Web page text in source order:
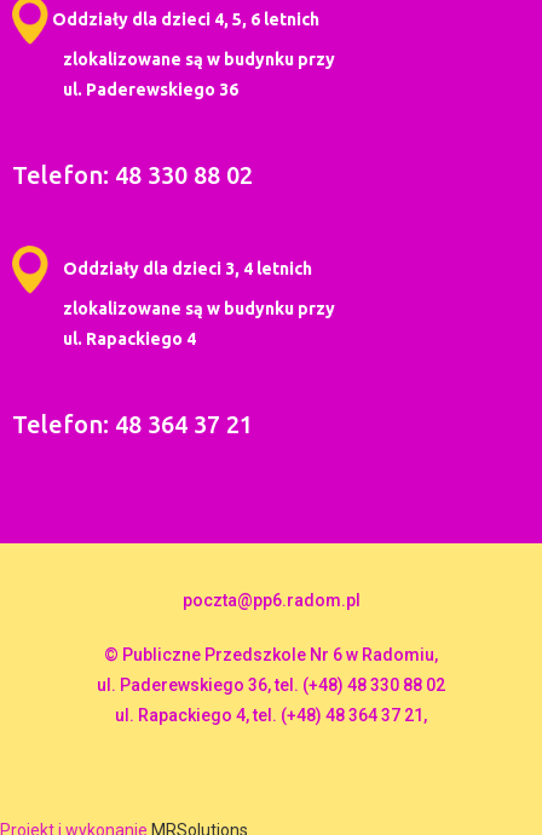
Oddziały dla dzieci 4, 5, 6 letnich
zlokalizowane są w budynku przy
ul. Paderewskiego 36
Telefon: 48 330 88 02
Oddziały dla dzieci 3, 4 letnich
zlokalizowane są w budynku przy
ul. Rapackiego 4
Telefon: 48 364 37 21
poczta@pp6.radom.pl
© Publiczne Przedszkole Nr 6 w Radomiu,
ul. Paderewskiego 36, tel. (+48) 48 330 88 02
ul. Rapackiego 4, tel. (+48) 48 364 37 21,
Projekt i wykonanie MRSolutions